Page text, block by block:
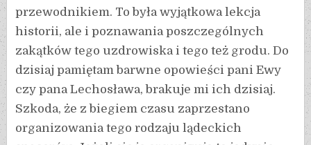
przewodnikiem. To była wyjątkowa lekcja
historii, ale i poznawania poszczególnych
zakątków tego uzdrowiska i tego też grodu. Do
dzisiaj pamiętam barwne opowieści pani Ewy
czy pana Lechosława, brakuje mi ich dzisiaj.
Szkoda, że z biegiem czasu zaprzestano
organizowania tego rodzaju lądeckich